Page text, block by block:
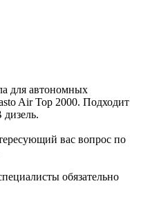
для автономных
Air Top 2000. Подходит
вас вопрос по
обязательно